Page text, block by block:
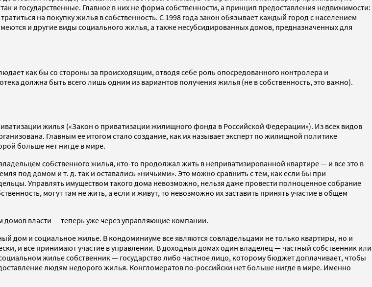
и государственные. Главное в них не форма собственности, а принцип предоставления недвижимости:
на покупку жилья в собственность. С 1998 года закон обязывает каждый город с населением
и другие виды социального жилья, а также несубсидированных домов, предназначенных для
как бы со стороны за происходящим, отводя себе роль опосредованного контролера и
должна быть всего лишь одним из вариантов получения жилья (не в собственность, это важно).
жилья («Закон о приватизации жилищного фонда в Российской Федерации»). Из всех видов
Главным ее итогом стало создание, как их называет эксперт по жилищной политике
больше нет нигде в мире.
собственного жилья, кто-то продолжал жить в неприватизированной квартире — и все это в
под домом и т. д. так и оставались «ничьими». Это можно сравнить с тем, как если бы при
Управлять имуществом такого дома невозможно, нельзя даже провести полноценное собрание
могут там не жить, а если и живут, то невозможно их заставить принять участие в общем
домов власти — теперь уже через управляющие компании.
дом и социальное жилье. В кондоминиуме все являются совладельцами не только квартиры, но и
и все принимают участие в управлении. В доходных домах один владелец — частный собственник или
жилье собственник — государство либо частное лицо, которому бюджет доплачивает, чтобы
людям недорого жилья. Конгломератов по-российски нет больше нигде в мире. Именно